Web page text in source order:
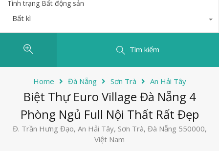
Tình trạng Bất động sản
Bất kì
Tìm kiếm
Home Đà Nẵng Sơn Trà An Hải Tây
Biệt Thự Euro Village Đà Nẵng 4
Phòng Ngủ Full Nội Thất Rất Đẹp
Đ. Trần Hưng Đạo, An Hải Tây, Sơn Trà, Đà Nẵng 550000,
Việt Nam